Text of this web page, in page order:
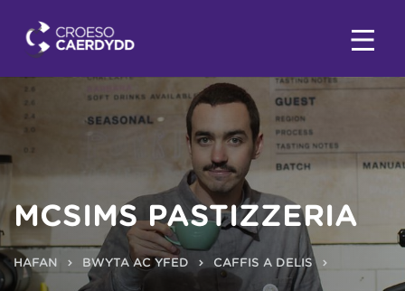
MCSIMS PASTIZZERIA
HAFAN BWYTA AC YFED CAFFIS A DELIS